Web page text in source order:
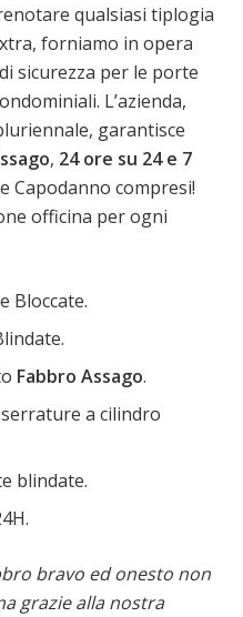
qualsiasi tiplogia
forniamo in opera
sicurezza per le porte
L’azienda,
garantisce
, 24 ore su 24 e 7
Capodanno compresi!
officina per ogni
Bloccate.
Fabbro Assago.
a cilindro
blindate.
bravo ed onesto non
grazie alla nostra